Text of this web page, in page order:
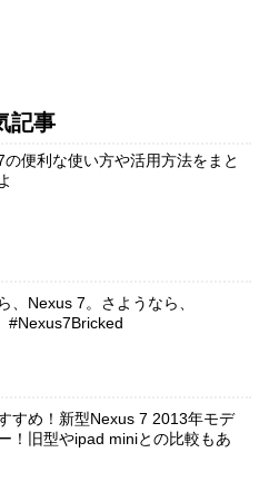
記事
の便利な使い方や活用方法をまと
、Nexus 7。さようなら、
#Nexus7Bricked
すめ！新型Nexus 7 2013年モデ
！旧型やipad miniとの比較もあ